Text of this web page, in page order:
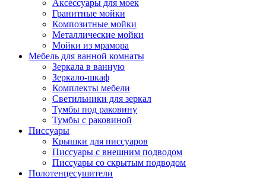
Аксессуары для моек
Гранитные мойки
Композитные мойки
Металлические мойки
Мойки из мрамора
Мебель для ванной комнаты
Зеркала в ванную
Зеркало-шкаф
Комплекты мебели
Светильники для зеркал
Тумбы под раковину
Тумбы с раковиной
Писсуары
Крышки для писсуаров
Писсуары с внешним подводом
Писсуары со скрытым подводом
Полотенцесушители